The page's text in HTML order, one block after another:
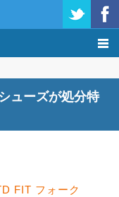
ューズが処分特
FIT フォーク